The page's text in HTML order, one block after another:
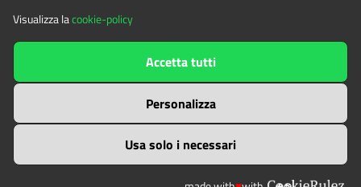
The contents of this websitebyEnte di gestione delle aree
protette delle Alpi Cozieis licensed under
Attribution-NonCommercial-NoDerivatives 4.0 International
Visualizza lacookie-policy
Usa solo i necessari
Personalizza
Accetta tutti